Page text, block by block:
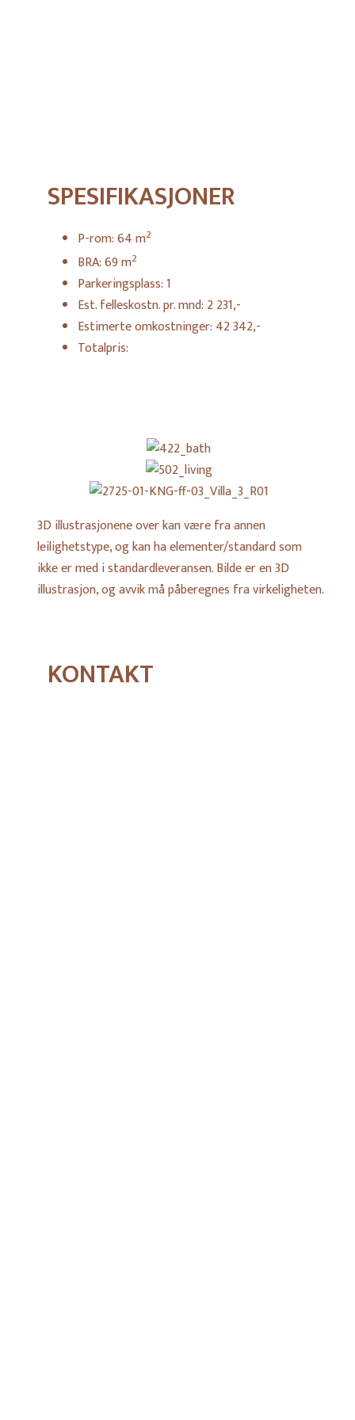
SPESIFIKASJONER
P-rom:64m2
BRA:69m2
Parkeringsplass:1
Est. felleskostn. pr. mnd: 2 231,-
Estimerte omkostninger: 42 342,-
Totalpris:
422_bath
502_living
01-
KNG-
ff-
03_Villa_3_R01
3D illustrasjonene over kan være fra annen
leilighetstype, og kan ha elementer/standard som
ikke er med i standardleveransen. Bilde er en 3D
illustrasjon, og avvik må påberegnes fra virkeligheten.
KONTAKT